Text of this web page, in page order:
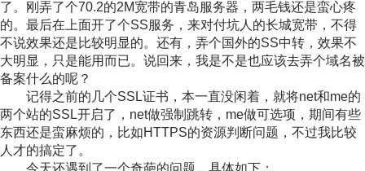
了。刚弄了个70.2的2M宽带的青岛服务器，两毛钱还是蛮心疼
的。最后在上面开了个SS服务，来对付坑人的长城宽带，不得
不说效果还是比较明显的。还有，弄个国外的SS中转，效果不
大明显，只是能用而已。说回来，我是不是也应该去弄个域名被
备案什么的呢？
记得之前的几个SSL证书，本一直没闲着，就将net和me的
两个站的SSL开启了，net做强制跳转，me做可选项，期间有些
东西还是蛮麻烦的，比如HTTPS的资源判断问题，不过我比较
人才的搞定了。
今天还遇到了一个奇葩的问题，具体如下：